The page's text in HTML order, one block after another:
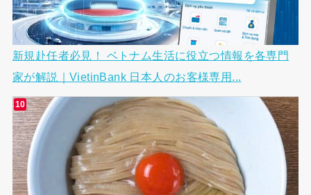
新規赴任者必見！ ベトナム生活に役立つ情報を各専門
家が解説｜VietinBank 日本人のお客様専用...